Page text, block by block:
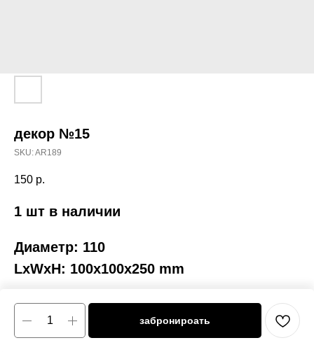
декор №15
SKU:AR189
150 р.
забронироать
1 шт в наличии
Диаметр: 110
LxWxH: 100x100x250 mm